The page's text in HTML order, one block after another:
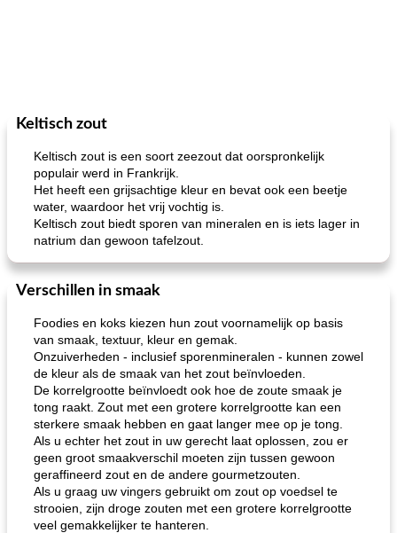
Keltisch zout
Keltisch zout is een soort zeezout dat oorspronkelijk
populair werd in Frankrijk.
Het heeft een grijsachtige kleur en bevat ook een beetje
water, waardoor het vrij vochtig is.
Keltisch zout biedt sporen van mineralen en is iets lager in
natrium dan gewoon tafelzout.
Verschillen in smaak
Foodies en koks kiezen hun zout voornamelijk op basis
van smaak, textuur, kleur en gemak.
Onzuiverheden - inclusief sporenmineralen - kunnen zowel
de kleur als de smaak van het zout beïnvloeden.
De korrelgrootte beïnvloedt ook hoe de zoute smaak je
tong raakt. Zout met een grotere korrelgrootte kan een
sterkere smaak hebben en gaat langer mee op je tong.
Als u echter het zout in uw gerecht laat oplossen, zou er
geen groot smaakverschil moeten zijn tussen gewoon
geraffineerd zout en de andere gourmetzouten.
Als u graag uw vingers gebruikt om zout op voedsel te
strooien, zijn droge zouten met een grotere korrelgrootte
veel gemakkelijker te hanteren.